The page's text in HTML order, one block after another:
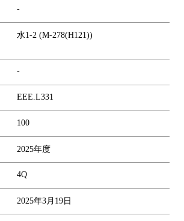
-
水1-2 (M-278(H121))
-
EEE.L331
100
2025年度
4Q
2025年3月19日